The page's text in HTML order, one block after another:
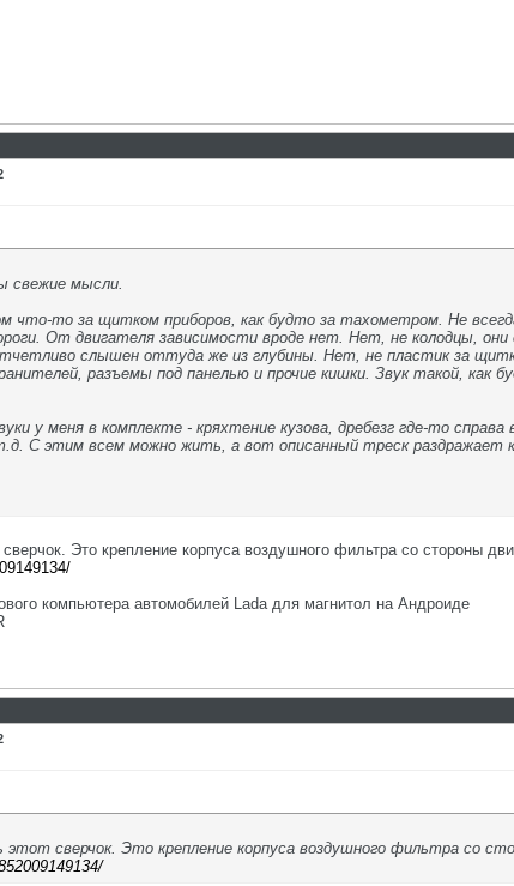
свежие мысли.
что-то за щитком приборов, как будто за тахометром. Не
От двигателя зависимости вроде нет. Нет, не колодцы,
слышен оттуда же из глубины. Нет, не пластик за
разъемы под панелью и прочие кишки. Звук такой, как
у меня в комплекте - кряхтение кузова, дребезг где-то справа
С этим всем можно жить, а вот описанный треск раздражает
Это крепление корпуса воздушного фильтра со стороны
компьютера автомобилей Lada для магнитол на Андроиде
сверчок. Это крепление корпуса воздушного фильтра со